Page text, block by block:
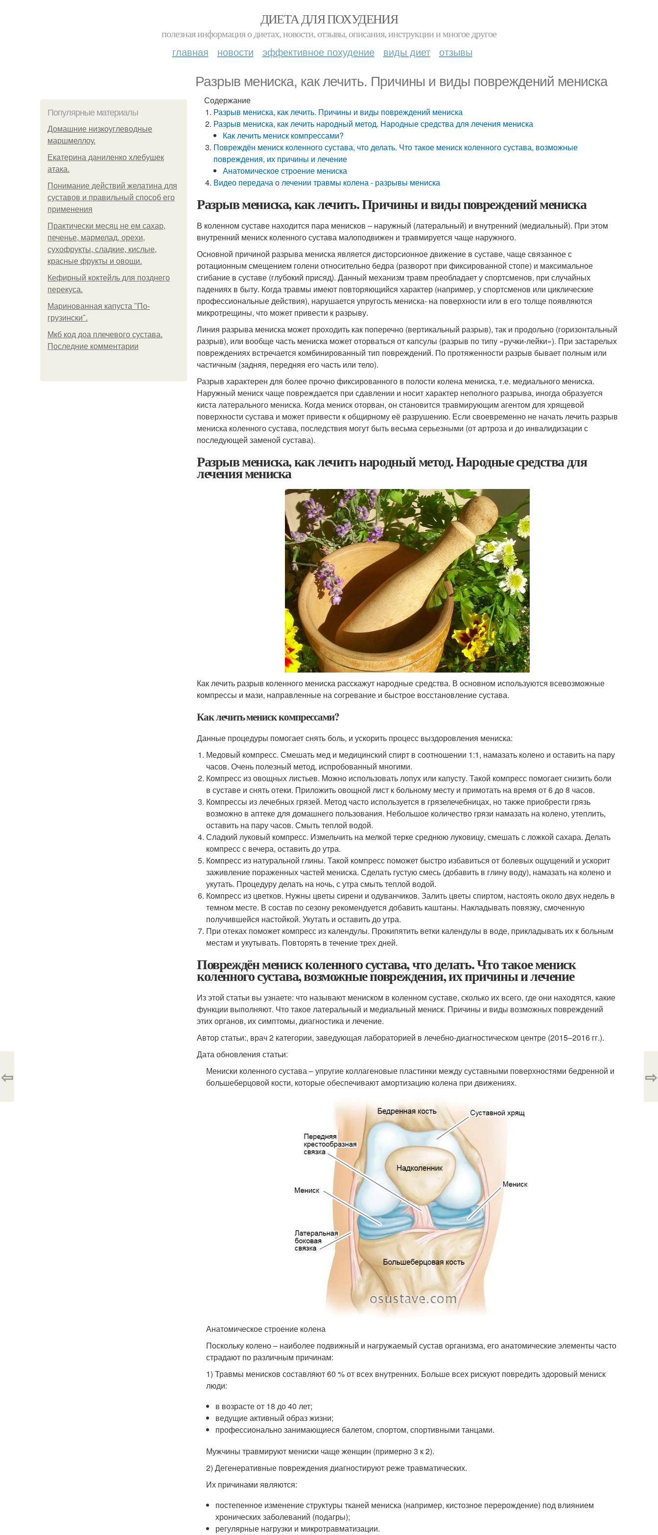
ДИЕТА ДЛЯ ПОХУДЕНИЯ
полезная информация о диетах, новости, отзывы, описания, инструкции и многое другое
главная новости эффективное похудение виды диет отзывы
Разрыв мениска, как лечить. Причины и виды повреждений мениска
Популярные материалы
Домашние низкоуглеводные
маршмеллоу.
Екатерина даниленко хлебушек
атака.
Понимание действий желатина для
суставов и правильный способ его
применения
Практически месяц не ем сахар,
печенье, мармелад, орехи,
сухофрукты, сладкие, кислые,
красные фрукты и овощи.
Кефирный коктейль для позднего
перекуса.
Маринованная капуста "По-
грузински".
Мкб код доа плечевого сустава.
Последние комментарии
Содержание
Разрыв мениска, как лечить. Причины и виды повреждений мениска
Разрыв мениска, как лечить народный метод. Народные средства для лечения мениска
Как лечить мениск компрессами?
Повреждён мениск коленного сустава, что делать. Что такое мениск коленного сустава, возможные
повреждения, их причины и лечение
Анатомическое строение мениска
Видео передача о лечении травмы колена - разрывы мениска
Разрыв мениска, как лечить. Причины и виды повреждений мениска
В коленном суставе находится пара менисков – наружный (латеральный) и внутренний (медиальный). При этом
внутренний мениск коленного сустава малоподвижен и травмируется чаще наружного.
Основной причиной разрыва мениска является дисторсионное движение в суставе, чаще связанное с
ротационным смещением голени относительно бедра (разворот при фиксированной стопе) и максимальное
сгибание в суставе (глубокий присяд). Данный механизм травм преобладает у спортсменов, при случайных
падениях в быту. Когда травмы имеют повторяющийся характер (например, у спортсменов или циклические
профессиональные действия), нарушается упругость мениска- на поверхности или в его толще появляются
микротрещины, что может привести к разрыву.
Линия разрыва мениска может проходить как поперечно (вертикальный разрыв), так и продольно (горизонтальный
разрыв), или вообще часть мениска может оторваться от капсулы (разрыв по типу «ручки-лейки»). При застарелых
повреждениях встречается комбинированный тип повреждений. По протяженности разрыв бывает полным или
частичным (задняя, передняя его часть или тело).
Разрыв характерен для более прочно фиксированного в полости колена мениска, т.е. медиального мениска.
Наружный мениск чаще повреждается при сдавлении и носит характер неполного разрыва, иногда образуется
киста латерального мениска. Когда мениск оторван, он становится травмирующим агентом для хрящевой
поверхности сустава и может привести к общирному её разрушению. Если своевременно не начать лечить разрыв
мениска коленного сустава, последствия могут быть весьма серьезными (от артроза и до инвалидизации с
последующей заменой сустава).
Разрыв мениска, как лечить народный метод. Народные средства для
лечения мениска
Как лечить разрыв коленного мениска расскажут народные средства. В основном используются всевозможные
компрессы и мази, направленные на согревание и быстрое восстановление сустава.
Как лечить мениск компрессами?
Данные процедуры помогает снять боль, и ускорить процесс выздоровления мениска:
Медовый компресс. Смешать мед и медицинский спирт в соотношении 1:1, намазать колено и оставить на пару
часов. Очень полезный метод, испробованный многими.
Компресс из овощных листьев. Можно использовать лопух или капусту. Такой компресс помогает снизить боли
в суставе и снять отеки. Приложить овощной лист к больному месту и примотать на время от 6 до 8 часов.
Компрессы из лечебных грязей. Метод часто используется в грязелечебницах, но также приобрести грязь
возможно в аптеке для домашнего пользования. Небольшое количество грязи намазать на колено, утеплить,
оставить на пару часов. Смыть теплой водой.
Сладкий луковый компресс. Измельчить на мелкой терке среднюю луковицу, смешать с ложкой сахара. Делать
компресс с вечера, оставить до утра.
Компресс из натуральной глины. Такой компресс поможет быстро избавиться от болевых ощущений и ускорит
заживление пораженных частей мениска. Сделать густую смесь (добавить в глину воду), намазать на колено и
укутать. Процедуру делать на ночь, с утра смыть теплой водой.
Компресс из цветков. Нужны цветы сирени и одуванчиков. Залить цветы спиртом, настоять около двух недель в
темном месте. В состав по сезону рекомендуется добавить каштаны. Накладывать повязку, смоченную
получившейся настойкой. Укутать и оставить до утра.
При отеках поможет компресс из календулы. Прокипятить ветки календулы в воде, прикладывать их к больным
местам и укутывать. Повторять в течение трех дней.
Повреждён мениск коленного сустава, что делать. Что такое мениск
коленного сустава, возможные повреждения, их причины и лечение
Из этой статьи вы узнаете: что называют мениском в коленном суставе, сколько их всего, где они находятся, какие
функции выполняют. Что такое латеральный и медиальный мениск. Причины и виды возможных повреждений
этих органов, их симптомы, диагностика и лечение.
Автор статьи:, врач 2 категории, заведующая лабораторией в лечебно-диагностическом центре (2015–2016 гг.).
Дата обновления статьи:
Мениски коленного сустава – упругие коллагеновые пластинки между суставными поверхностями бедренной и
большеберцовой кости, которые обеспечивают амортизацию колена при движениях.
Анатомическое строение колена
Поскольку колено – наиболее подвижный и нагружаемый сустав организма, его анатомические элементы часто
страдают по различным причинам:
1) Травмы менисков составляют 60 % от всех внутренних. Больше всех рискуют повредить здоровый мениск
люди:
в возрасте от 18 до 40 лет;
ведущие активный образ жизни;
профессионально занимающиеся балетом, спортом, спортивными танцами.
Мужчины травмируют мениски чаще женщин (примерно 3 к 2).
2) Дегенеративные повреждения диагностируют реже травматических.
Их причинами являются:
постепенное изменение структуры тканей мениска (например, кистозное перерождение) под влиянием
хронических заболеваний (подагры);
регулярные нагрузки и микротравматизации.
⇦ ⇨